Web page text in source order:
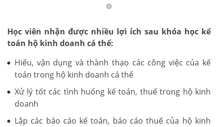
Học viên nhận được nhiều lợi ích sau khóa học kế
toán hộ kinh doanh cá thể:
Hiểu, vận dụng và thành thạo các công việc của kế
toán trong hộ kinh doanh cá thể
Xử lý tốt các tình huống kế toán, thuế trong hộ kinh
doanh
Lập các báo cáo kế toán, báo cáo thuế của hộ kinh